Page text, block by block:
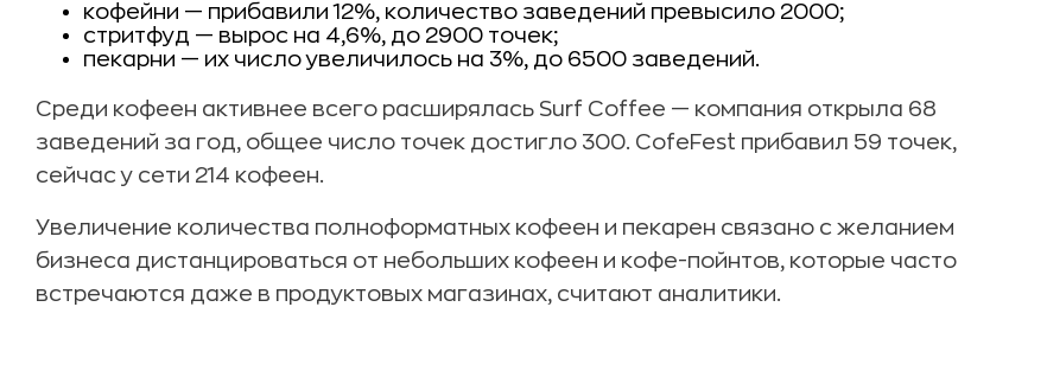
кофейни — прибавили 12%, количество заведений превысило 2000;
стритфуд — вырос на 4,6%, до 2900 точек;
пекарни — их число увеличилось на 3%, до 6500 заведений.
Среди кофеен активнее всего расширялась Surf Coffee — компания открыла 68
заведений за год, общее число точек достигло 300. CofeFest прибавил 59 точек,
сейчас у сети 214 кофеен.
Увеличение количества полноформатных кофеен и пекарен связано с желанием
бизнеса дистанцироваться от небольших кофеен и кофе-пойнтов, которые часто
встречаются даже в продуктовых магазинах, считают аналитики.